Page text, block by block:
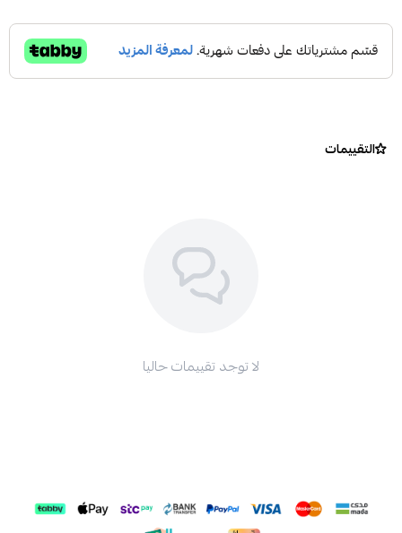
التقييمات
لا توجد تقييمات حاليا